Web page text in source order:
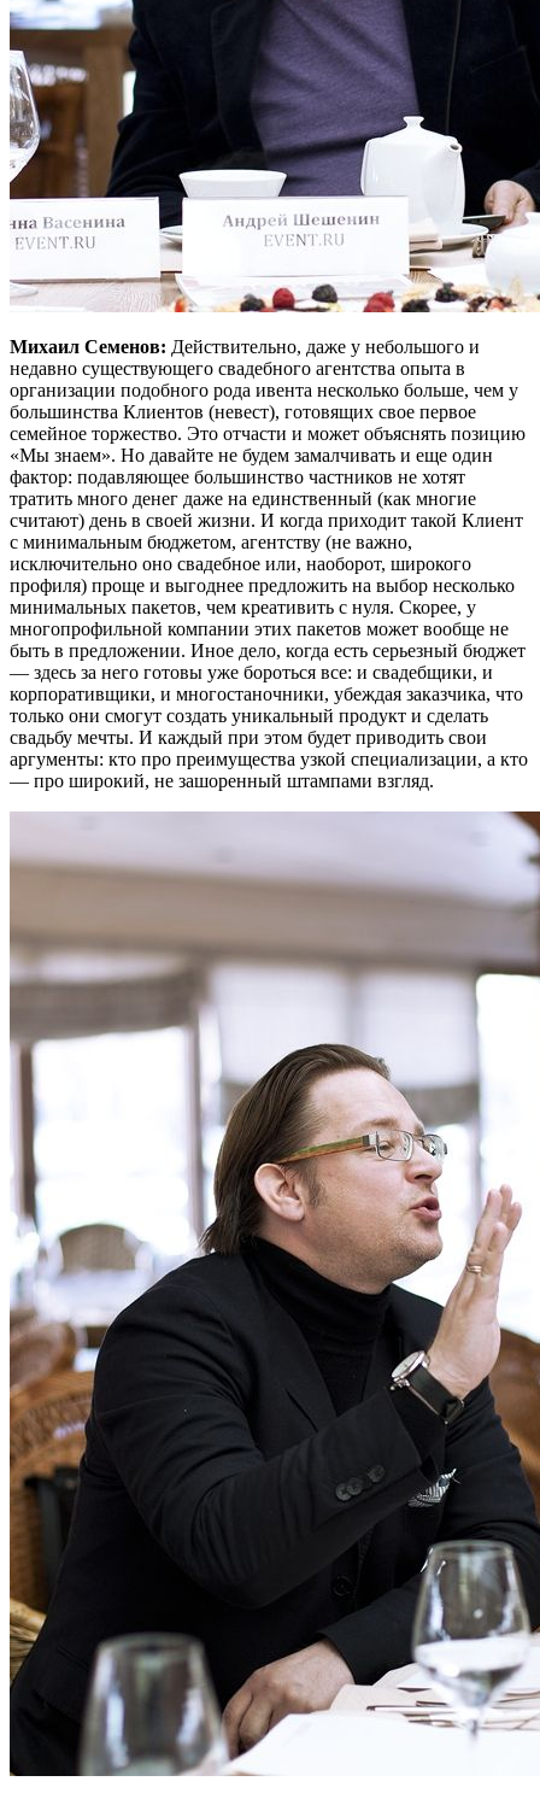
Михаил Семенов: Действительно, даже у небольшого и
недавно существующего свадебного агентства опыта в
организации подобного рода ивента несколько больше, чем у
большинства Клиентов (невест), готовящих свое первое
семейное торжество. Это отчасти и может объяснять позицию
«Мы знаем». Но давайте не будем замалчивать и еще один
фактор: подавляющее большинство частников не хотят
тратить много денег даже на единственный (как многие
считают) день в своей жизни. И когда приходит такой Клиент
с минимальным бюджетом, агентству (не важно,
исключительно оно свадебное или, наоборот, широкого
профиля) проще и выгоднее предложить на выбор несколько
минимальных пакетов, чем креативить с нуля. Скорее, у
многопрофильной компании этих пакетов может вообще не
быть в предложении. Иное дело, когда есть серьезный бюджет
— здесь за него готовы уже бороться все: и свадебщики, и
корпоративщики, и многостаночники, убеждая заказчика, что
только они смогут создать уникальный продукт и сделать
свадьбу мечты. И каждый при этом будет приводить свои
аргументы: кто про преимущества узкой специализации, а кто
— про широкий, не зашоренный штампами взгляд.